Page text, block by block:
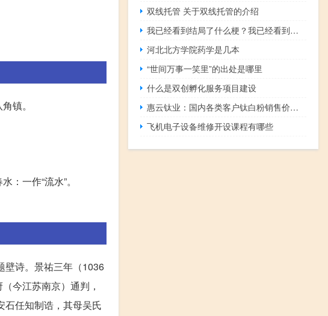
镇。
一作“流水”。
壁诗。景祐三年（1036
今江苏南京）通判，
石任知制诰，其母吴氏
双线托管 关于双线托管的介绍
我已经看到结局了什么梗？我已经看到结局了是什么意思什么梗
河北北方学院药学是几本
“世间万事一笑里”的出处是哪里
什么是双创孵化服务项目建设
惠云钛业：国内各类客户钛白粉销售价格上调700元人民币/吨
飞机电子设备维修开设课程有哪些